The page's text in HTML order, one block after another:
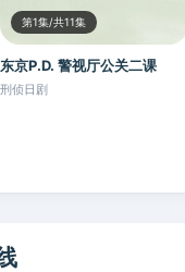
第1集/共11集
东京P.D. 警视厅公关二课
刑侦日剧